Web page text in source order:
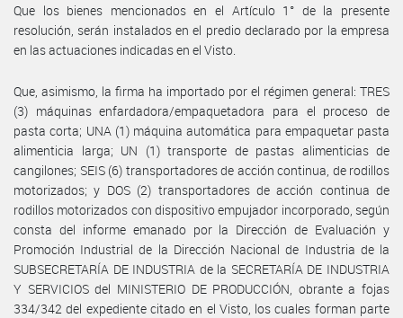
Que los bienes mencionados en el Artículo 1° de la presente
resolución, serán instalados en el predio declarado por la empresa
en las actuaciones indicadas en el Visto.
Que, asimismo, la firma ha importado por el régimen general: TRES
(3) máquinas enfardadora/empaquetadora para el proceso de
pasta corta; UNA (1) máquina automática para empaquetar pasta
alimenticia larga; UN (1) transporte de pastas alimenticias de
cangilones; SEIS (6) transportadores de acción continua, de rodillos
motorizados; y DOS (2) transportadores de acción continua de
rodillos motorizados con dispositivo empujador incorporado, según
consta del informe emanado por la Dirección de Evaluación y
Promoción Industrial de la Dirección Nacional de Industria de la
SUBSECRETARÍA DE INDUSTRIA de la SECRETARÍA DE INDUSTRIA
Y SERVICIOS del MINISTERIO DE PRODUCCIÓN, obrante a fojas
334/342 del expediente citado en el Visto, los cuales forman parte